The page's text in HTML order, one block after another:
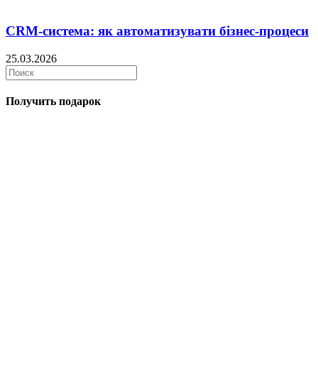
CRM-система: як автоматизувати бізнес-процеси
25.03.2026
Получить подарок